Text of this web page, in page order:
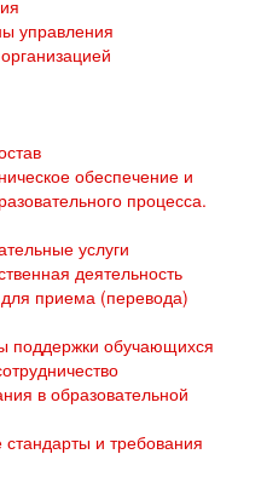
управления
обеспечение и
процесса.
услуги
деятельность
приема (перевода)
поддержки обучающихся
в образовательной
и требования